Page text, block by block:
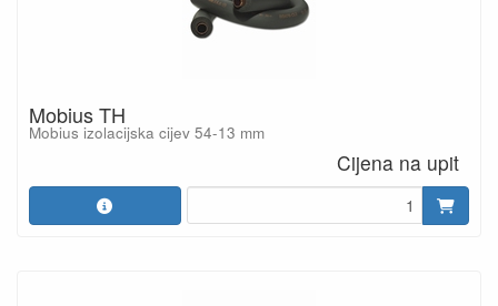
Mobius TH
Mobius izolacijska cijev 54-13 mm
Cijena na upit